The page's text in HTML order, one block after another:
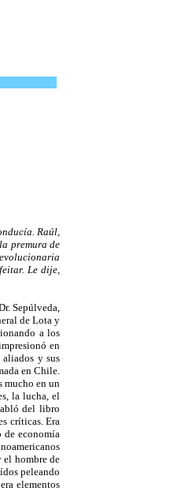
Raúl,
premura de
Le dije,
Sepúlveda,
de Lota y
a los
en
y sus
en Chile.
mucho en un
la lucha, el
del libro
críticas. Era
economía
el hombre de
peleando
elementos